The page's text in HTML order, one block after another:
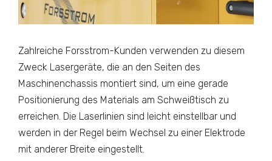
Zahlreiche Forsstrom-Kunden verwenden zu diesem
Zweck Lasergeräte, die an den Seiten des
Maschinenchassis montiert sind, um eine gerade
Positionierung des Materials am Schweißtisch zu
erreichen. Die Laserlinien sind leicht einstellbar und
werden in der Regel beim Wechsel zu einer Elektrode
mit anderer Breite eingestellt.